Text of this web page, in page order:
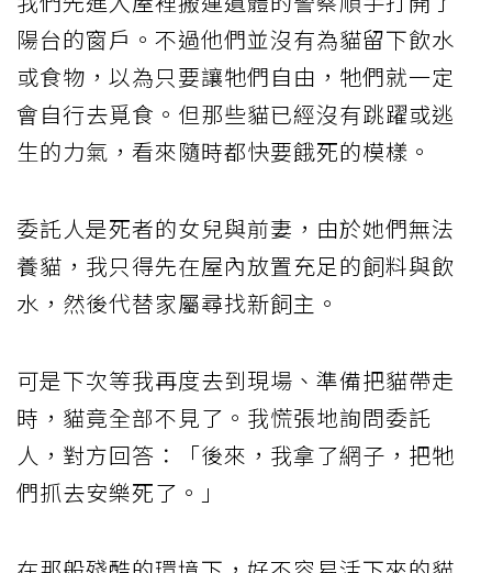
陽台的窗戶。不過他們並沒有為貓留下飲水
或食物，以為只要讓牠們自由，牠們就一定
會自行去覓食。但那些貓已經沒有跳躍或逃
生的力氣，看來隨時都快要餓死的模樣。
委託人是死者的女兒與前妻，由於她們無法
養貓，我只得先在屋內放置充足的飼料與飲
水，然後代替家屬尋找新飼主。
可是下次等我再度去到現場、準備把貓帶走
時，貓竟全部不見了。我慌張地詢問委託
人，對方回答：「後來，我拿了網子，把牠
們抓去安樂死了。」